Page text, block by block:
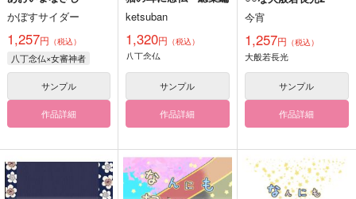
かぼすサイダー
1,257円 （税込）
八丁念仏×女審神者
サンプル
作品詳細
ketsuban
1,320円 （税込）
八丁念仏
サンプル
作品詳細
今宵
1,257円 （税込）
大般若長光
サンプル
作品詳細